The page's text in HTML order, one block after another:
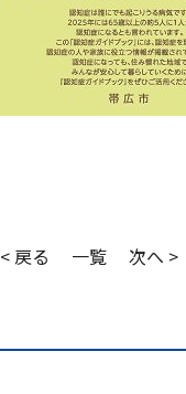
< 戻る 一覧 次へ >